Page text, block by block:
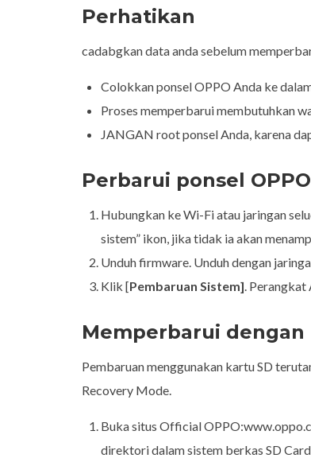
Perhatikan
cadabgkan data anda sebelum
Colokkan ponsel OPPO Anda ke
Proses memperbarui membutuhkan
JANGAN root ponsel Anda, karena
Perbarui ponsel
Hubungkan ke Wi-Fi atau jaringan
sistem” ikon, jika tidak ia akan
Unduh firmware. Unduh dengan
Klik [Pembaruan Sistem]. Perangkat
Memperbarui
Pembaruan menggunakan kartu SD
Recovery Mode.
Buka situs Official
direktori dalam sistem berkas SD